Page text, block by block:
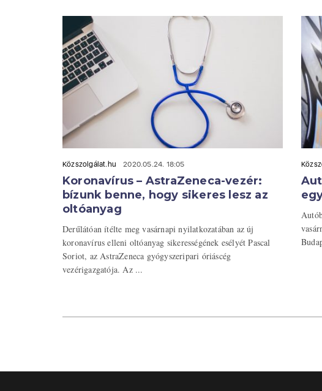
Közszolgálat.hu 2020.05.24. 18:05
Koronavírus – AstraZeneca-vezér:
bízunk benne, hogy sikeres lesz az
oltóanyag
Derűlátóan ítélte meg vasárnapi nyilatkozatában az új
koronavírus elleni oltóanyag sikerességének esélyét Pascal
Soriot, az AstraZeneca gyógyszeripari óriáscég
vezérigazgatója. Az ...